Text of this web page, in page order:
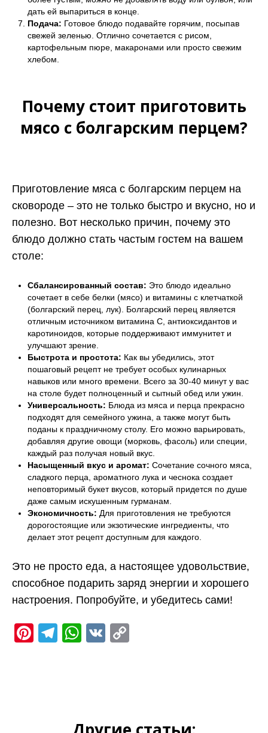
дать ей выпариться в конце.
Подача: Готовое блюдо подавайте горячим, посыпав
свежей зеленью. Отлично сочетается с рисом,
картофельным пюре, макаронами или просто свежим
хлебом.
Почему стоит приготовить
мясо с болгарским перцем?
Приготовление мяса с болгарским перцем на
сковороде – это не только быстро и вкусно, но и
полезно. Вот несколько причин, почему это
блюдо должно стать частым гостем на вашем
столе:
Сбалансированный состав: Это блюдо идеально
сочетает в себе белки (мясо) и витамины с клетчаткой
(болгарский перец, лук). Болгарский перец является
отличным источником витамина С, антиоксидантов и
каротиноидов, которые поддерживают иммунитет и
улучшают зрение.
Быстрота и простота: Как вы убедились, этот
пошаговый рецепт не требует особых кулинарных
навыков или много времени. Всего за 30-40 минут у вас
на столе будет полноценный и сытный обед или ужин.
Универсальность: Блюда из мяса и перца прекрасно
подходят для семейного ужина, а также могут быть
поданы к праздничному столу. Его можно варьировать,
добавляя другие овощи (морковь, фасоль) или специи,
каждый раз получая новый вкус.
Насыщенный вкус и аромат: Сочетание сочного мяса,
сладкого перца, ароматного лука и чеснока создает
неповторимый букет вкусов, который придется по душе
даже самым искушенным гурманам.
Экономичность: Для приготовления не требуются
дорогостоящие или экзотические ингредиенты, что
делает этот рецепт доступным для каждого.
Это не просто еда, а настоящее удовольствие,
способное подарить заряд энергии и хорошего
настроения. Попробуйте, и убедитесь сами!
Pinterest
Telegram
WhatsApp
VK